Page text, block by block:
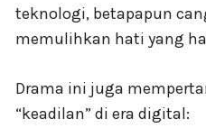
teknologi, betapapun
memulihkan hati yang
Drama ini juga
“keadilan” di era digital: